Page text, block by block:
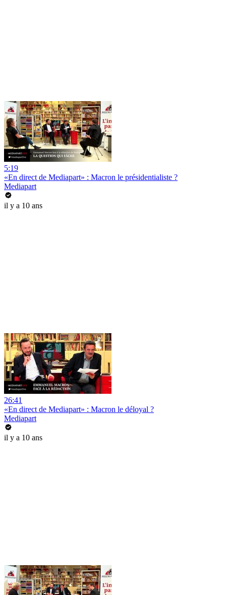
5:19
«En direct de Mediapart» : Macron le présidentialiste ?
Mediapart
il y a 10 ans
26:41
«En direct de Mediapart» : Macron le déloyal ?
Mediapart
il y a 10 ans